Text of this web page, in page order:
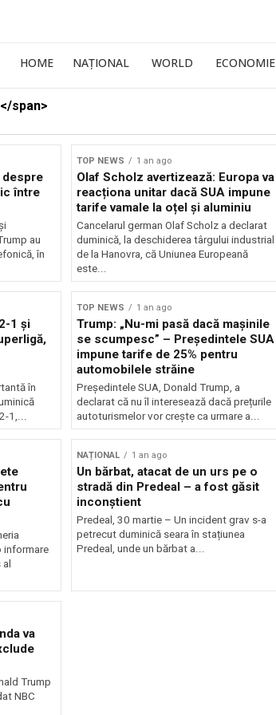
HOME NAȚIONAL WORLD ECONOMIE
span>
despre
între
au
în
TOP NEWS 1 an ago
Olaf Scholz avertizează: Europa va
reacționa unitar dacă SUA impune
tarife vamale la oțel și aluminiu
Cancelarul german Olaf Scholz a declarat
duminică, la deschiderea târgului industrial
de la Hanovra, că Uniunea Europeană
este...
1 și
în
1,...
TOP NEWS 1 an ago
Trump: „Nu-mi pasă dacă mașinile
se scumpesc” – Președintele SUA
impune tarife de 25% pentru
automobilele străine
Președintele SUA, Donald Trump, a
declarat că nu îl interesează dacă prețurile
autoturismelor vor crește ca urmare a...
informare
NAȚIONAL 1 an ago
Un bărbat, atacat de un urs pe o
stradă din Predeal – a fost găsit
inconștient
Predeal, 30 martie – Un incident grav s-a
petrecut duminică seara în stațiunea
Predeal, unde un bărbat a...
va
Trump
NBC